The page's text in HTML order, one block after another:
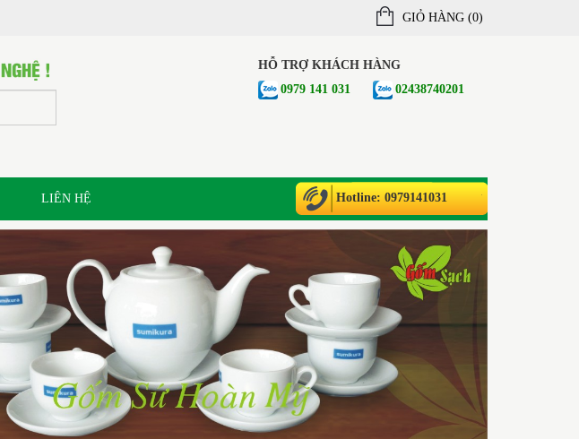
GIỎ HÀNG (0)
HỖ TRỢ KHÁCH HÀNG
0979 141 031
02438740201
LIÊN HỆ Hotline: 0979141031